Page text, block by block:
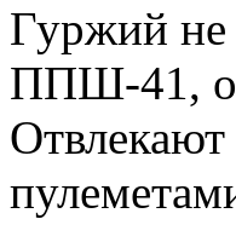
Гуржий не
ППШ-41,